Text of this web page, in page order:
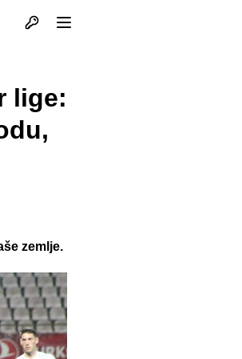
Otvori profil
lige:
zemlje.